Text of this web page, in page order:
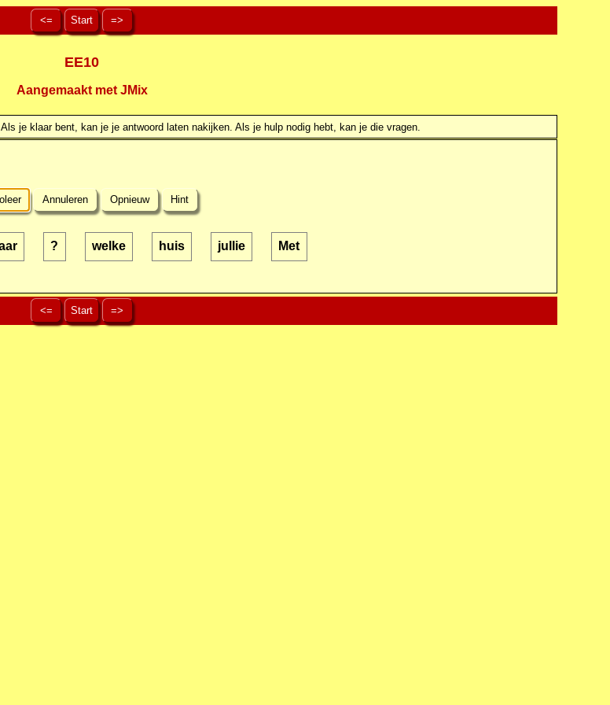
<= Start =>
EE10
Aangemaakt met JMix
je klaar bent, kan je je antwoord laten nakijken. Als je hulp nodig hebt, kan je die vragen.
Annuleren Opnieuw Hint
? welke huis jullie Met
<= Start =>